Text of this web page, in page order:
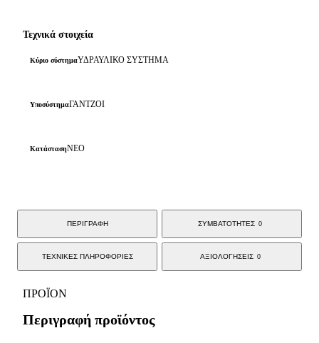
Τεχνικά στοιχεία
Κύριο σύστημαΥΔΡΑΥΛΙΚΟ ΣΥΣΤΗΜΑ
ΥποσύστημαΓΑΝΤΖΟΙ
ΚατάστασηΝΕΟ
ΠΕΡΙΓΡΑΦΗ ΣΥΜΒΑΤΟΤΗΤΕΣ 0
ΤΕΧΝΙΚΕΣ ΠΛΗΡΟΦΟΡΙΕΣ ΑΞΙΟΛΟΓΗΣΕΙΣ 0
ΠΡΟΪΟΝ
Περιγραφή προϊόντος